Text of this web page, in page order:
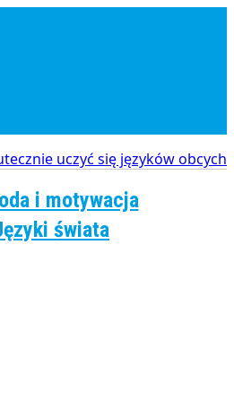
i motywacja
świata